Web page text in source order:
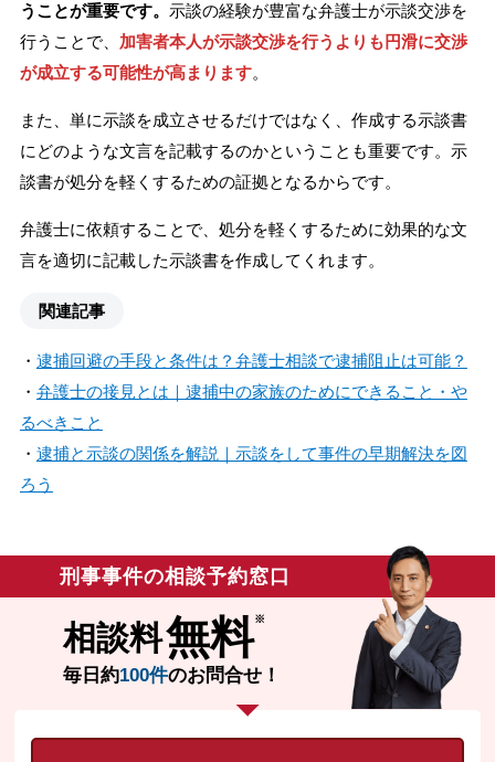
うことが重要です。 示談の経験が豊富な弁護士が示談交渉を
行うことで、 加害者本人が示談交渉を行うよりも円滑に交渉
が成立する可能性が高まります。
また、単に示談を成立させるだけではなく、作成する示談書
にどのような文言を記載するのかということも重要です。示
談書が処分を軽くするための証拠となるからです。
弁護士に依頼することで、処分を軽くするために効果的な文
言を適切に記載した示談書を作成してくれます。
関連記事
・ 逮捕回避の手段と条件は？弁護士相談で逮捕阻止は可能？
・ 弁護士の接見とは｜逮捕中の家族のためにできること・や
るべきこと
・ 逮捕と示談の関係を解説｜示談をして事件の早期解決を図
ろう
刑事事件の相談予約窓口
相談料無料
毎日約100件のお問合せ！